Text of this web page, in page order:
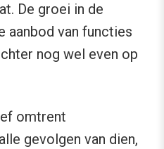
De groei in de
aanbod van functies
nog wel even op
omtrent
gevolgen van dien,